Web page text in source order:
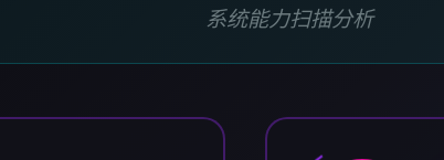
系统能力扫描分析